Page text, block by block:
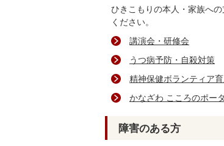
ひきこもりの本人・家族へ
ください。
講演会・研修会
うつ病予防・自殺対策
精神保健ボランティア
かなざわ こころのポー
障害のある方